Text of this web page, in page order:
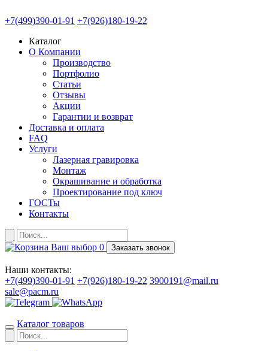
+7(499)390-01-91 +7(926)180-19-22
Каталог
О Компании
Производство
Портфолио
Статьи
Отзывы
Акции
Гарантии и возврат
Доставка и оплата
FAQ
Услуги
Лазерная гравировка
Монтаж
Окрашивание и обработка
Проектирование под ключ
ГОСТы
Контакты
Ваш выбор 0 Заказать звонок
Наши контакты:
+7(499)390-01-91 +7(926)180-19-22 3900191@mail.ru
sale@pacm.ru
Каталог товаров